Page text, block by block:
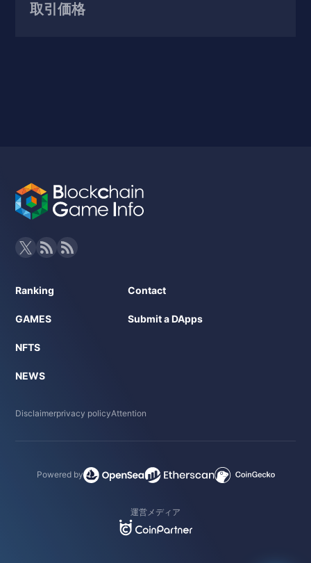
取引価格
Ranking
GAMES
NFTS
NEWS
Contact
Submit a DApps
Disclaimerprivacy policyAttention
Powered by
運営メディア